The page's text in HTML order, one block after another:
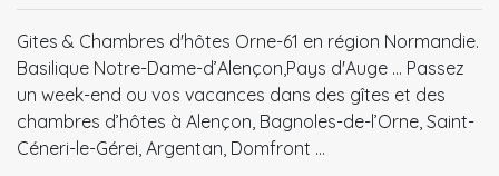
Gites & Chambres d'hôtes Orne-61 en région Normandie.
Basilique Notre-Dame-d’Alençon,Pays d'Auge ... Passez
un week-end ou vos vacances dans des gîtes et des
chambres d’hôtes à Alençon, Bagnoles-de-l’Orne, Saint-
Céneri-le-Gérei, Argentan, Domfront …